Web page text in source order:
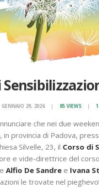
GENNAIO 29, 2026 85 VIEWS 1
che nei due
, in provincia di Padova,
Silvelle, 23, il Corso di
e vide-direttrice del
Alfio De Sandre e Ivana
le trovate nel